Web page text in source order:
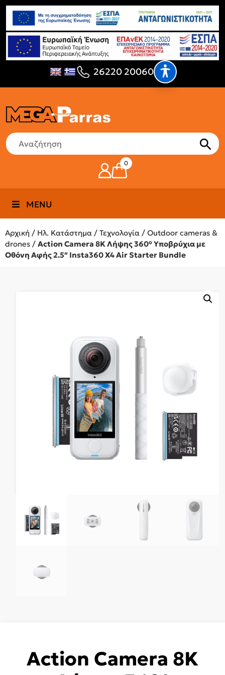
26220 20060
0
MENU
Αρχική / Ηλ. Κατάστημα / Τεχνολογία / Outdoor cameras &
drones / Action Camera 8K Λήψης 360° Υποβρύχια με
Οθόνη Αφής 2.5″ Insta360 X4 Air Starter Bundle
Action Camera 8K